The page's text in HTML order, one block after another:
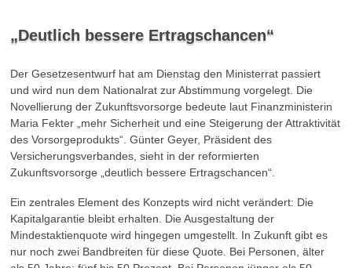
„Deutlich bessere Ertragschancen“
Der Gesetzesentwurf hat am Dienstag den Ministerrat passiert
und wird nun dem Nationalrat zur Abstimmung vorgelegt. Die
Novellierung der Zukunftsvorsorge bedeute laut Finanzministerin
Maria Fekter „mehr Sicherheit und eine Steigerung der Attraktivität
des Vorsorgeprodukts“. Günter Geyer, Präsident des
Versicherungsverbandes, sieht in der reformierten
Zukunftsvorsorge „deutlich bessere Ertragschancen“.
Ein zentrales Element des Konzepts wird nicht verändert: Die
Kapitalgarantie bleibt erhalten. Die Ausgestaltung der
Mindestaktienquote wird hingegen umgestellt. In Zukunft gibt es
nur noch zwei Bandbreiten für diese Quote. Bei Personen, älter